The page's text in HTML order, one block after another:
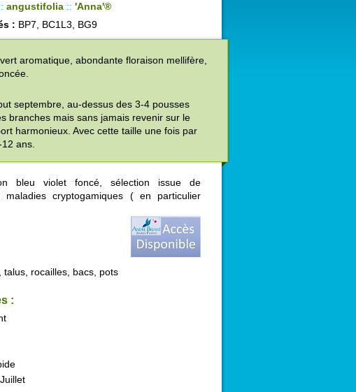
angustifolia :: 'Anna'®
: BP7, BC1L3, BG9
aromatique, abondante floraison mellifère,
septembre, au-dessus des 3-4 pousses
branches mais sans jamais revenir sur le
harmonieux. Avec cette taille une fois par
ans.
bleu violet foncé, sélection issue de
cryptogamiques ( en particulier
talus, rocailles, bacs, pots
: